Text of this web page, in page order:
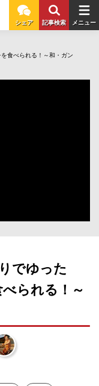
シェア 記事検索 メニュー
食べられる！～和・ガン
でゆった
られる！～